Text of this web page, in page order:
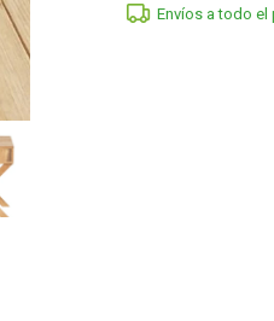
Envíos a todo el